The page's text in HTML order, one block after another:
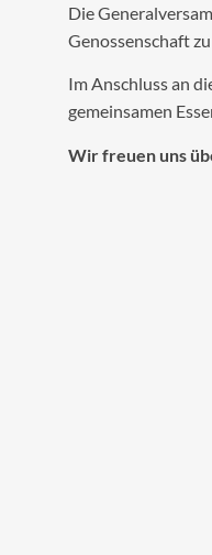
Die
Genossenschaft
Im Anschluss an
gemeinsamen
Wir freuen uns